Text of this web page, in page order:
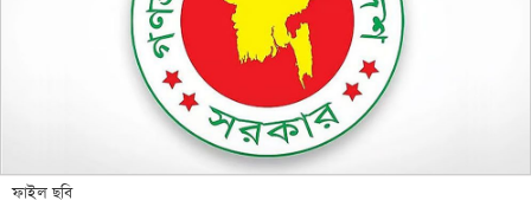
শিক্ষা
ফাইল ছবি